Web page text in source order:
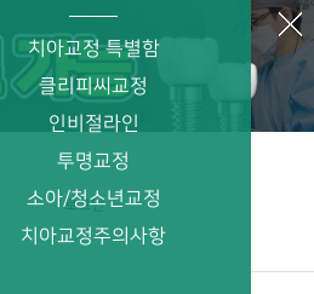
로그인
치아교정 특별함
클리피씨교정
인비절라인
투명교정
소아/청소년교정
치아교정주의사항